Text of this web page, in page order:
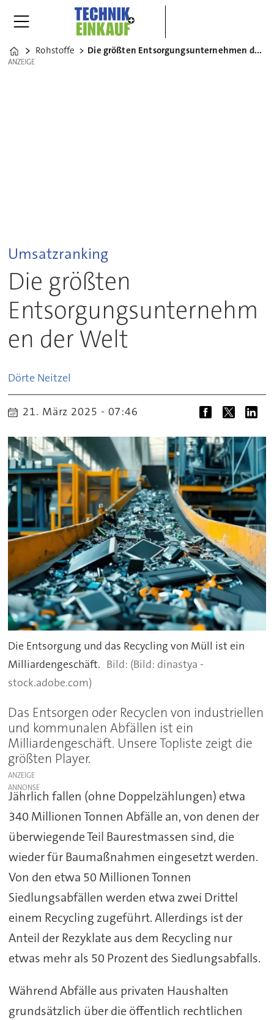
Home
Rohstoffe Die größten Entsorgungsunternehmen der Welt
ANZEIGE
ANZEIGE
Umsatzranking
Die größten
Entsorgungsunternehm
en der Welt
Dörte Neitzel
21. März 2025 - 07:46
Die Entsorgung und das Recycling von Müll ist ein
Milliardengeschäft.
(Bild: dinastya -
stock.adobe.com)
Das Entsorgen oder Recyclen von industriellen
und kommunalen Abfällen ist ein
Milliardengeschäft. Unsere Topliste zeigt die
größten Player.
ANZEIGE
Jährlich fallen (ohne Doppelzählungen) etwa
340 Millionen Tonnen Abfälle an, von denen der
überwiegende Teil Baurestmassen sind, die
wieder für Baumaßnahmen eingesetzt werden.
Von den etwa 50 Millionen Tonnen
Siedlungsabfällen werden etwa zwei Drittel
einem Recycling zugeführt. Allerdings ist der
Anteil der Rezyklate aus dem Recycling nur
etwas mehr als 50 Prozent des Siedlungsabfalls.
Während Abfälle aus privaten Haushalten
grundsätzlich über die öffentlich rechtlichen